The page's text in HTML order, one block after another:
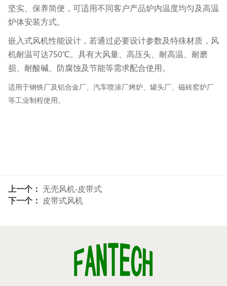
坚实、保养简便，可适用不同客户产品炉内温度均匀及高温
炉体安装方式。
嵌入式风机性能设计，若通过必要设计参数及特殊材质，风
机耐温可达750℃。 具有大风量、高压头、耐高温、耐磨
损、耐酸碱、防腐蚀及节能等需求配合使用。
适用于钢铁厂及铝合金厂、汽车喷涂厂烤炉、罐头厂、磁砖窑炉厂
等工业制程使用。
上一个： 无壳风机-皮带式
下一个： 皮带式风机